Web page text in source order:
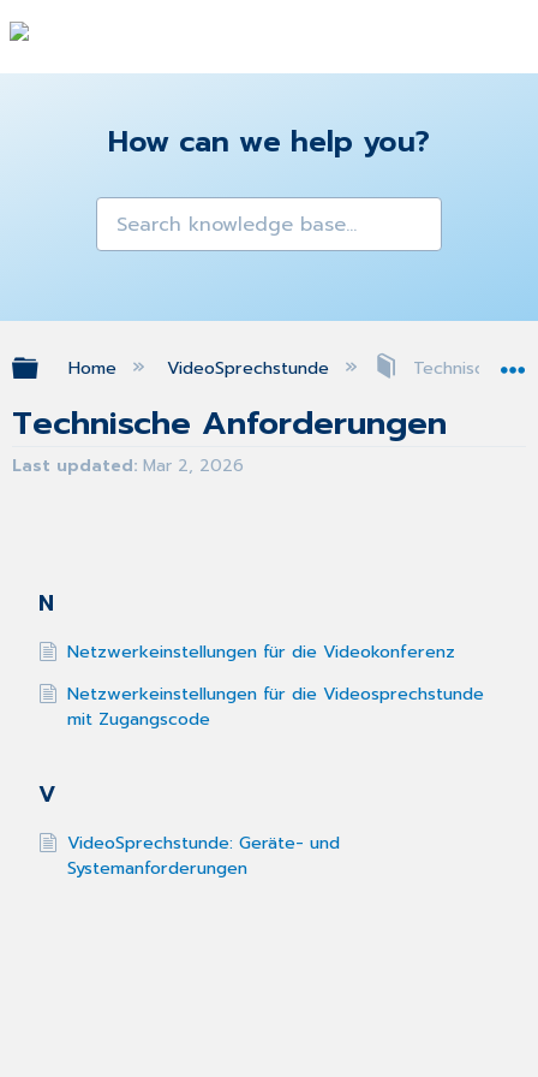
How can we help you?
Expand/collapse global hierarchy
Home VideoSprechstunde Technische
Technische Anforderungen
Last updated Mar 2, 2026
N
Netzwerkeinstellungen für die Videokonferenz
Netzwerkeinstellungen für die Videosprechstunde
mit Zugangscode
V
VideoSprechstunde: Geräte- und
Systemanforderungen